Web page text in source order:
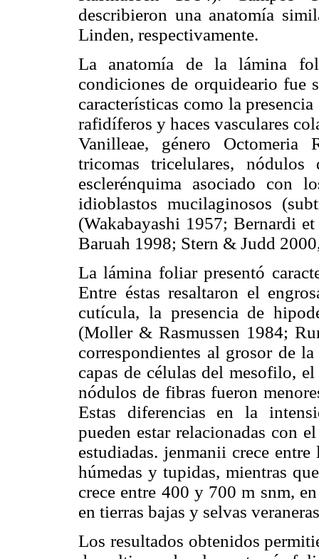
describieron una anatomía
Linden, respectivamente.
La anatomía de la lámina
condiciones de orquideario fue
características como la
rafidíferos y haces vasculares
Vanilleae, género
tricomas tricelulares, nódulos
esclerénquima asociado con
idioblastos mucilaginosos
(Wakabayashi 1957; Bernardi
Baruah 1998; Stern & Judd
La lámina foliar presentó
Entre éstas resaltaron el
cutícula, la presencia de
(Moller & Rasmussen 1984;
correspondientes al grosor de
capas de células del mesofilo,
nódulos de fibras fueron
Estas diferencias en la
pueden estar relacionadas con
estudiadas. jenmanii crece
húmedas y tupidas, mientras
crece entre 400 y 700 m snm,
en tierras bajas y selvas
Los resultados obtenidos